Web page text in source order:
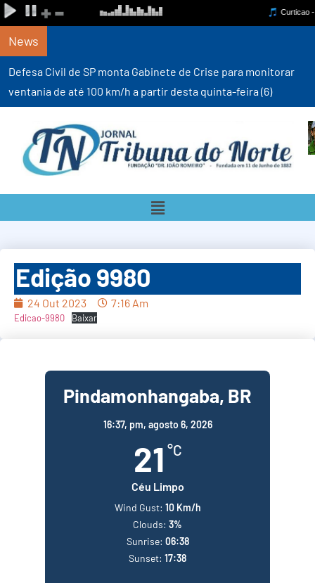
News
Defesa Civil de SP monta Gabinete de Crise para monitorar
ventania de até 100 km/h a partir desta quinta-feira (6)
Edição 9980
24 Out 2023 7:16 Am
Edicao-9980 Baixar
Pindamonhangaba, BR
16:37, pm, agosto 6, 2026
21 °C
Céu Limpo
Wind Gust: 10 Km/h
Clouds: 3%
Sunrise: 06:38
Sunset: 17:38